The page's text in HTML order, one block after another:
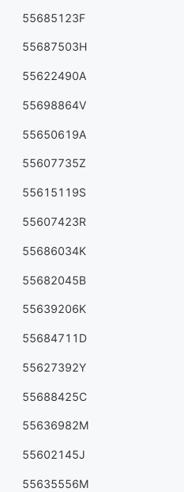
55685123F
55687503H
55622490A
55698864V
55650619A
55607735Z
55615119S
55607423R
55686034K
55682045B
55639206K
55684711D
55627392Y
55688425C
55636982M
55602145J
55635556M